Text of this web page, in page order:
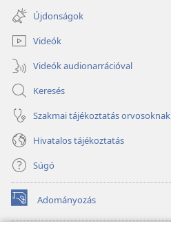
new
window)
Újdonságok
Videók
Videók audionarrációval
Keresés
Szakmai tájékoztatás orvosoknak
Hivatalos tájékoztatás
Súgó
Adományozás
(opens
new